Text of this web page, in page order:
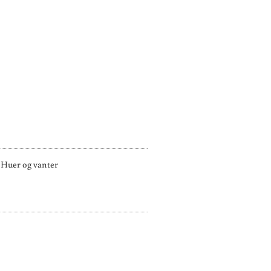
Huer og vanter